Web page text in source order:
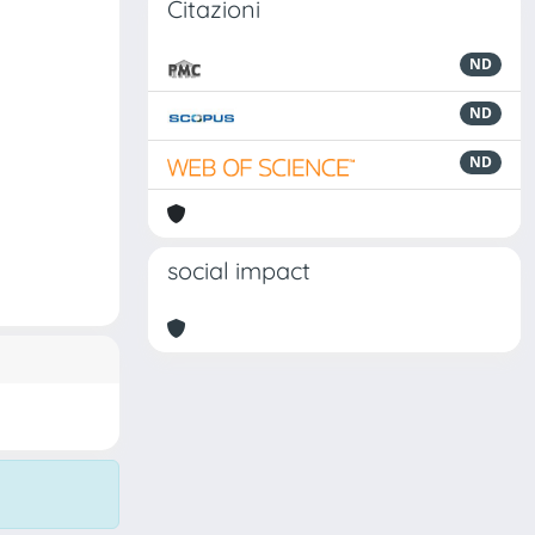
Citazioni
ND
ND
ND
social impact